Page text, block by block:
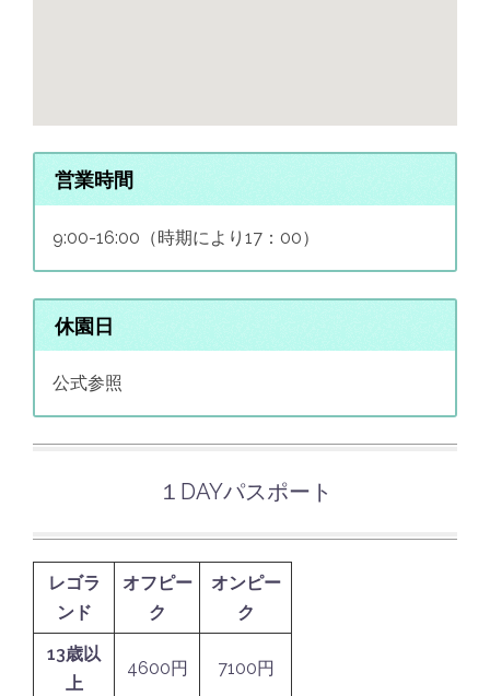
営業時間
9:00-16:00（時期により17：00）
休園日
公式参照
１DAYパスポート
レゴラ
ンド
オフピー
ク
オンピー
ク
13歳以
上
4600円 7100円